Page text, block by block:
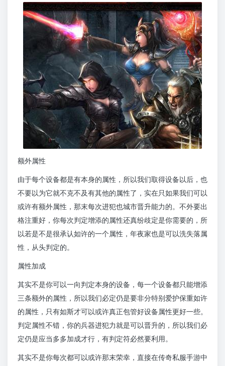
额外属性
由于每个设备都是有本身的属性，所以我们取得设备以后，也
不要以为它就不克不及有其他的属性了，实在只如果我们可以
或许有额外属性，那末每次进犯也城市晋升能力的。不外要出
格注重好，你每次判定增添的属性还真纷歧定是你需要的，所
以若是不是很承认如许的一个属性，年夜家也是可以洗失落属
性，从头判定的。
属性加成
其实不是你可以一向判定本身的设备，每一个设备都只能增添
三条额外的属性，所以我们必定仍是要非分特别爱护保重如许
的属性，只有如斯才可以或许真正包管好设备属性更好一些。
判定属性不错，你的兵器进犯力就是可以晋升的，所以我们必
定仍是应当多多加成才行，有判定符必然要利用。
其实不是你每次都可以或许那末荣幸，直接在传奇私服手游中